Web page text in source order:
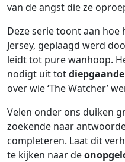
van de angst die ze
Deze serie toont aan hoe
Jersey, geplaagd werd
leidt tot pure wanhoop.
nodigt uit tot
over wie ‘The Watcher’
Velen onder ons duiken
zoekende naar
completeren. Laat dit
te kijken naar de